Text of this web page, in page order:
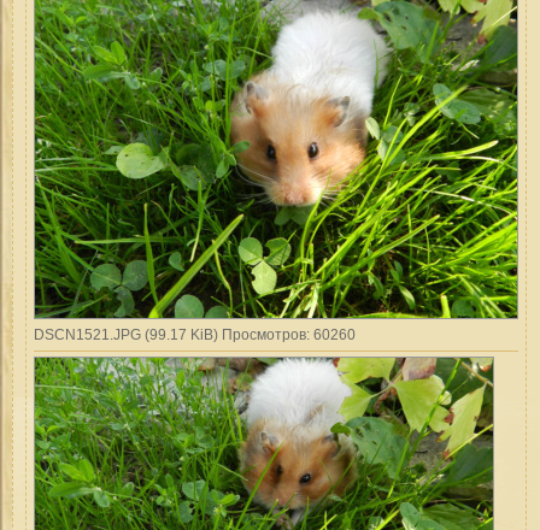
DSCN1521.JPG (99.17 KiB) Просмотров: 60260